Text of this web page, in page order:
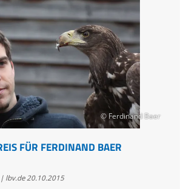
© Ferdinand Baer
FÜR FERDINAND BAER
| lbv.de20.10.2015